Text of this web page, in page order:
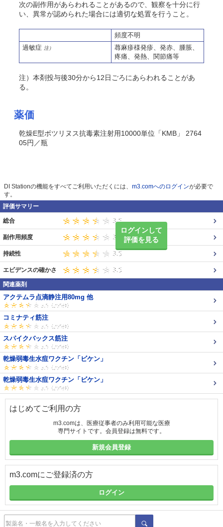
次の副作用があらわれることがあるので、観察を十分に行
い、異常が認められた場合には適切な処置を行うこと。
頻度不明
過敏症 注） 蕁麻疹様発疹、発赤、腫脹、
疼痛、発熱、関節痛等
注）本剤投与後30分から12日ごろにあらわれることがあ
る 。
薬価
乾燥E型ボツリヌス抗毒素注射用10000単位「KMB」 2764
05円／瓶
DI Stationの機能をすべてご利用いただくには、 m3.comへのログインが必要で
す。
評価サマリー
ログインして
評価を見る
総合
副作用頻度
持続性
エビデンスの確かさ
関連薬剤
アクテムラ点滴静注用80mg 他
コミナティ筋注
スパイクバックス筋注
乾燥弱毒生水痘ワクチン「ビケン」
乾燥弱毒生水痘ワクチン「ビケン」
はじめてご利用の方
m3.comは、医療従事者のみ利用可能な医療
専門サイトです。会員登録は無料です。
新規会員登録
m3.comにご登録済の方
ログイン